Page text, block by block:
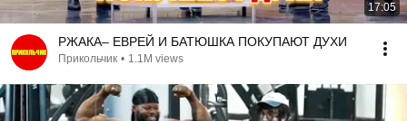
17:05
РЖАКА– ЕВРЕЙ И БАТЮШКА ПОКУПАЮТ ДУХИ
Прикольчик • 1.1M views